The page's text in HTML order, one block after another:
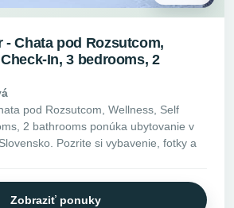
- Chata pod Rozsutcom,
In, 3 bedrooms, 2
pod Rozsutcom, Wellness, Self
2 bathrooms ponúka ubytovanie v
Pozrite si vybavenie, fotky a
Zobraziť ponuky